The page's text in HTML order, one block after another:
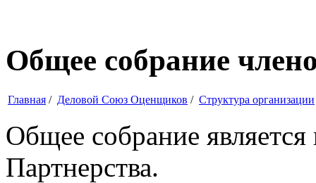
Общее собрание
Главная / Деловой Союз Оценщиков / Структура организации
Общее собрание
Партнерства.